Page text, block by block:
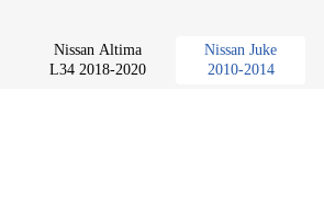
Nissan Altima
L34 2018-2020
Nissan Juke
2010-2014